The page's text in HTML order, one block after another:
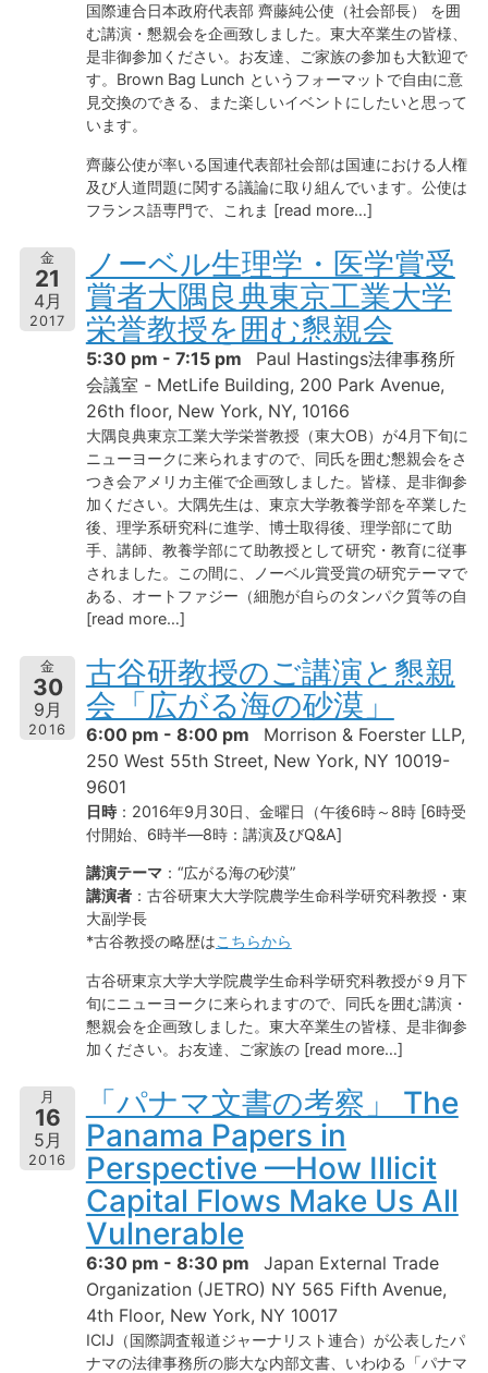
国際連合日本政府代表部 齊藤純公使（社会部長） を囲
む講演・懇親会を企画致しました。東大卒業生の皆様、
是非御参加ください。お友達、ご家族の参加も大歓迎で
す。Brown Bag Lunch というフォーマットで自由に意
見交換のできる、また楽しいイベントにしたいと思って
います。
齊藤公使が率いる国連代表部社会部は国連における人権
及び人道問題に関する議論に取り組んでいます。公使は
フランス語専門で、これま [read more…]
金
21
4月
2017
ノーベル生理学・医学賞受
賞者大隅良典東京工業大学
栄誉教授を囲む懇親会
5:30 pm - 7:15 pm
Paul Hastings法律事務所
会議室 - MetLife Building, 200 Park Avenue,
26th floor, New York, NY, 10166
大隅良典東京工業大学栄誉教授（東大OB）が4月下旬に
ニューヨークに来られますので、同氏を囲む懇親会をさ
つき会アメリカ主催で企画致しました。皆様、是非御参
加ください。大隅先生は、東京大学教養学部を卒業した
後、理学系研究科に進学、博士取得後、理学部にて助
手、講師、教養学部にて助教授として研究・教育に従事
されました。この間に、ノーベル賞受賞の研究テーマで
ある、オートファジー（細胞が自らのタンパク質等の自
[read more…]
金
30
9月
2016
古谷研教授のご講演と懇親
会「広がる海の砂漠」
6:00 pm - 8:00 pm
Morrison & Foerster LLP,
250 West 55th Street, New York, NY 10019-
9601
日時：2016年9月30日、金曜日（午後6時～8時 [6時受
付開始、6時半―8時：講演及びQ&A]
講演テーマ：“広がる海の砂漠”
講演者：古谷研東大大学院農学生命科学研究科教授・東
大副学長
*古谷教授の略歴はこちらから
古谷研東京大学大学院農学生命科学研究科教授が９月下
旬にニューヨークに来られますので、同氏を囲む講演・
懇親会を企画致しました。東大卒業生の皆様、是非御参
加ください。お友達、ご家族の [read more…]
月
16
5月
2016
「パナマ文書の考察」 The
Panama Papers in
Perspective —How Illicit
Capital Flows Make Us All
Vulnerable
6:30 pm - 8:30 pm
Japan External Trade
Organization (JETRO) NY 565 Fifth Avenue,
4th Floor, New York, NY 10017
ICIJ（国際調査報道ジャーナリスト連合）が公表したパ
ナマの法律事務所の膨大な内部文書、いわゆる「パナマ